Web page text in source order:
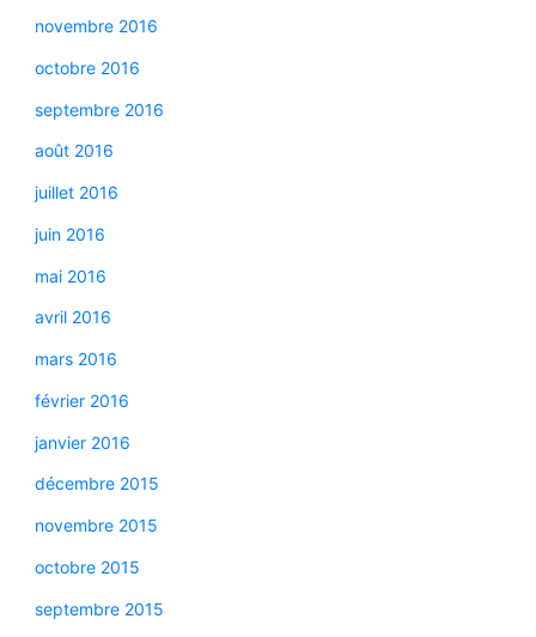
novembre 2016
octobre 2016
septembre 2016
août 2016
juillet 2016
juin 2016
mai 2016
avril 2016
mars 2016
février 2016
janvier 2016
décembre 2015
novembre 2015
octobre 2015
septembre 2015